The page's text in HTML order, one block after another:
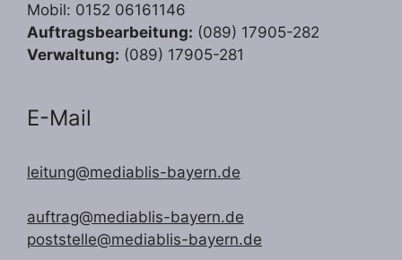
Mobil: 0152 06161146
Auftragsbearbeitung: (089) 17905-282
Verwaltung: (089) 17905-281
E-Mail
leitung@mediablis-bayern.de
auftrag@mediablis-bayern.de
poststelle@mediablis-bayern.de